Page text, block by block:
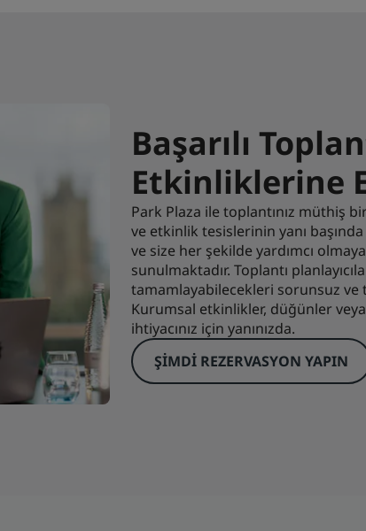
Başarılı
Etkinliklerine
Park Plaza ile toplantınız müthiş
ve etkinlik tesislerinin yanı
ve size her şekilde yardımcı
sunulmaktadır. Toplantı
tamamlayabilecekleri sorunsuz ve
Kurumsal etkinlikler, düğünler
ihtiyacınız için yanınızda.
ŞIMDI REZERVASYON YAPIN